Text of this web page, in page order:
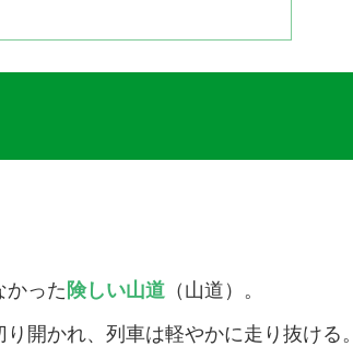
かった 険しい山道（山道）。
開かれ、列車は軽やかに走り抜ける。